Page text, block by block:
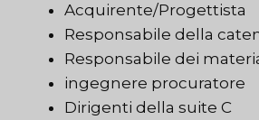
Acquirente/Progettista
Responsabile della
Responsabile dei
ingegnere procuratore
Dirigenti della suite C